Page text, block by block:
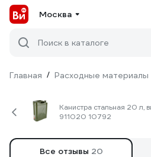
Москва
Поиск в каталоге
Главная / Расходные материалы
Канистра стальная 20 л,
911020 10792
Все отзывы 20